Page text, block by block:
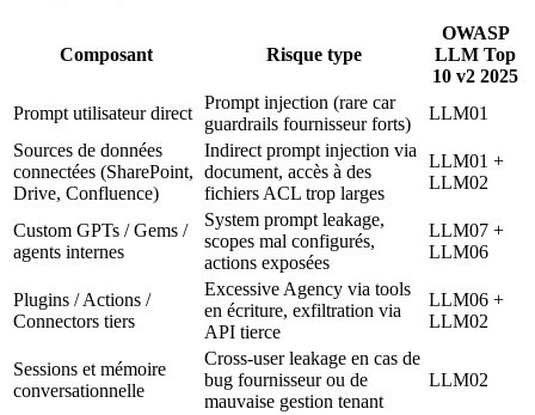
Composant Risque type
OWASP
LLM Top
10 v2 2025
Prompt utilisateur direct
Prompt injection (rare car
guardrails fournisseur forts)
LLM01
Sources de données
connectées (SharePoint,
Drive, Confluence)
Indirect prompt injection via
document, accès à des
fichiers ACL trop larges
LLM01 +
LLM02
Custom GPTs / Gems /
agents internes
System prompt leakage,
scopes mal configurés,
actions exposées
LLM07 +
LLM06
Plugins / Actions /
Connectors tiers
Excessive Agency via tools
en écriture, exfiltration via
API tierce
LLM06 +
LLM02
Sessions et mémoire
conversationnelle
Cross-user leakage en cas de
bug fournisseur ou de
mauvaise gestion tenant
LLM02